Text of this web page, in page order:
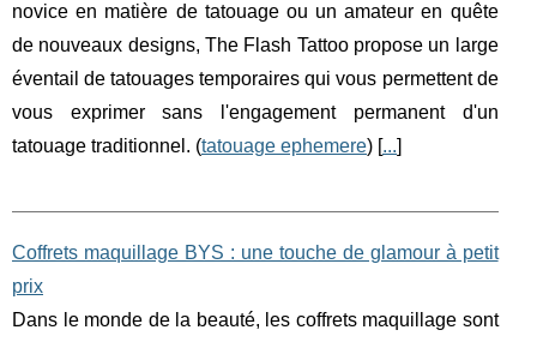
novice en matière de tatouage ou un amateur en quête
de nouveaux designs, The Flash Tattoo propose un large
éventail de tatouages temporaires qui vous permettent de
vous exprimer sans l'engagement permanent d'un
tatouage traditionnel. (tatouage ephemere) [...]
Coffrets maquillage BYS : une touche de glamour à petit
prix
Dans le monde de la beauté, les coffrets maquillage sont